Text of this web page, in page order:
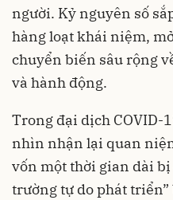
người. Kỷ nguyên số
hàng loạt khái niệm,
chuyển biến sâu rộng
và hành động.
Trong đại dịch COVID-
nhìn nhận lại quan
vốn một thời gian dài
trường tự do phát